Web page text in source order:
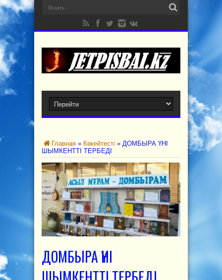
Главная » Көкейтесті » ДОМБЫРА ҮНІ
ШЫМКЕНТТІ ТЕРБЕДІ
ДОМБЫРА ҮНІ